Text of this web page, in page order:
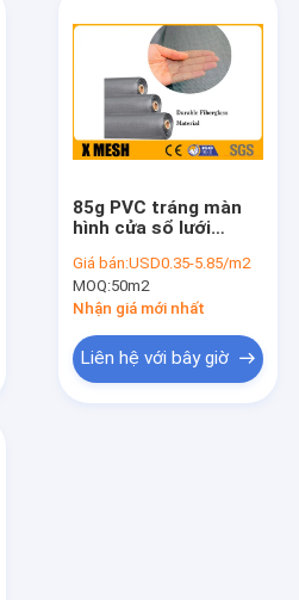
85g PVC tráng màn
hình cửa sổ lưới
trùng
Giá bán:USD0.35-5.85/m2
MOQ:50m2
Nhận giá mới nhất
Liên hệ với bây giờ